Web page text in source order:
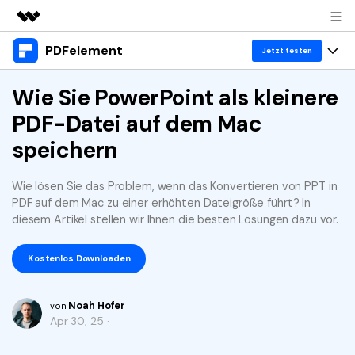
Top-Produkte
Dienstprogramme
Business
Überblick
Lösungen
Über uns
Shop
Support
PDFelement Jetzt testen
Produkte
Desktop
PDFelement für Windows
PDFelement für Mac
Mobile App
PDFelement für iPhone/iPad
Cloud
Lösungen
Benutzer im Bildungswesen
PDF lesen
PDF erstellen
PDF drucken
Heiße Themen
Mac-Software
OCR PDF Tipps
Business
KMU von 1-10p
Jetzt kaufen
Wie Sie PowerPoint als kleinere
PDF-Datei auf dem Mac
speichern
Wie lösen Sie das Problem, wenn das Konvertieren von PPT in
PDF auf dem Mac zu einer erhöhten Dateigröße führt? In
diesem Artikel stellen wir Ihnen die besten Lösungen dazu vor.
Kostenlos Downloaden
von Noah Hofer
Apr 30, 25 ·